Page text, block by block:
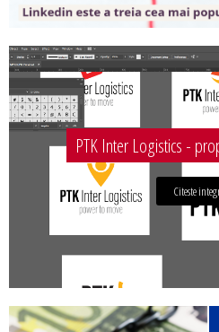
PTK Inter Logistics -
Citeste